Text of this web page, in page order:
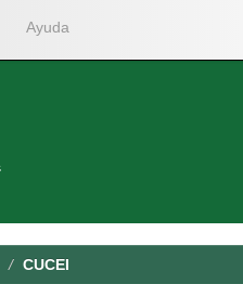
Ayuda
CUCEI